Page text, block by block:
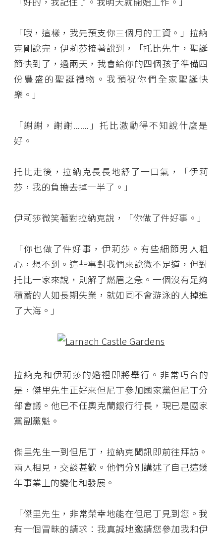
「哦，這樣，我先預支你三個月的工資。」拉納
克剛說完，伊莉莎接著說到，「托比先生，聖誕
節快到了，過兩天，我會給你的四個孩子準備四
份豐盛的聖誕禮物。我預祝你們全家聖誕快
樂。」
「謝謝，謝謝.......」托比激動得不知說什麼是
好。
托比走後，拉納克長長地舒了一口氣，「伊莉
莎，我的負擔去掉一半了。」
伊莉莎微笑著對拉納克說，「你做了件好事。」
「你也做了件好事，伊莉莎。有些細節男人粗
心，想不到。這些事對我們來說微不足道，但對
托比一家來說，則解了燃眉之急。一個沒有足夠
積蓄的人如長期失業，就如同不會游泳的人掉進
了大海。」
拉納克和伊莉莎的婚禮即將舉行。非常巧合的
是，傑里先生正好來但尼丁參加國家黨但尼丁分
部會議。他已不任奧克蘭銀行行長，現已是國家
黨副黨魁。
傑里先生一到但尼丁，拉納克聞訊即前往拜訪。
兩人相見，交談甚歡。他們分別講述了自己這幾
年事業上的變化和發展。
「傑里先生，非常榮幸地能在但尼丁見到您。我
有一個冒昧的請求：我真誠地邀請您參加我和伊